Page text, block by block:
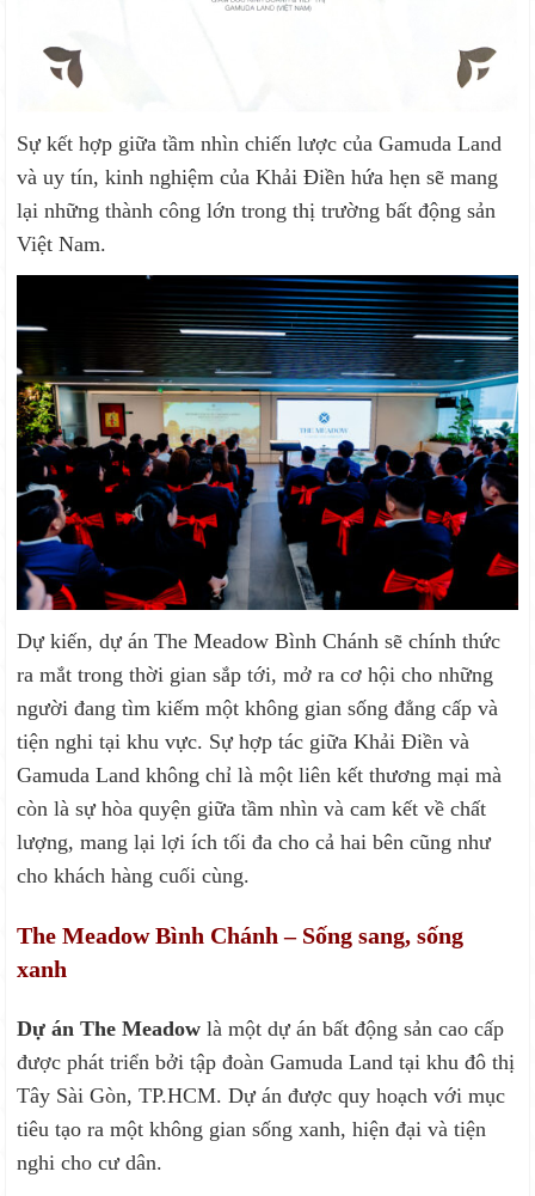
Sự kết hợp giữa tầm nhìn chiến lược của Gamuda Land
và uy tín, kinh nghiệm của Khải Điền hứa hẹn sẽ mang
lại những thành công lớn trong thị trường bất động sản
Việt Nam.
Dự kiến, dự án The Meadow Bình Chánh sẽ chính thức
ra mắt trong thời gian sắp tới, mở ra cơ hội cho những
người đang tìm kiếm một không gian sống đẳng cấp và
tiện nghi tại khu vực. Sự hợp tác giữa Khải Điền và
Gamuda Land không chỉ là một liên kết thương mại mà
còn là sự hòa quyện giữa tầm nhìn và cam kết về chất
lượng, mang lại lợi ích tối đa cho cả hai bên cũng như
cho khách hàng cuối cùng.
The Meadow Bình Chánh – Sống sang, sống
xanh
Dự án The Meadow là một dự án bất động sản cao cấp
được phát triển bởi tập đoàn Gamuda Land tại khu đô thị
Tây Sài Gòn, TP.HCM. Dự án được quy hoạch với mục
tiêu tạo ra một không gian sống xanh, hiện đại và tiện
nghi cho cư dân.